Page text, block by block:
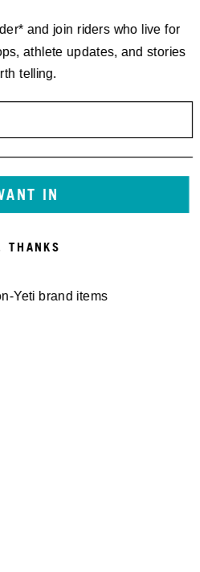
and join riders who live for
athlete updates, and stories
telling.
IN
THANKS
Yeti brand items